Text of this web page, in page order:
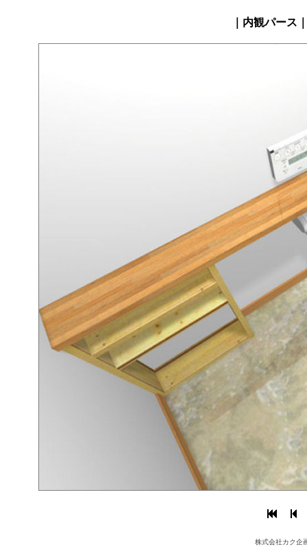
｜内観パース
株式会社カク